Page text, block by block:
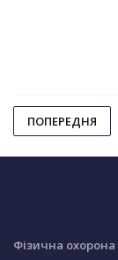
ПОПЕРЕДНЯ
Фізична охорона